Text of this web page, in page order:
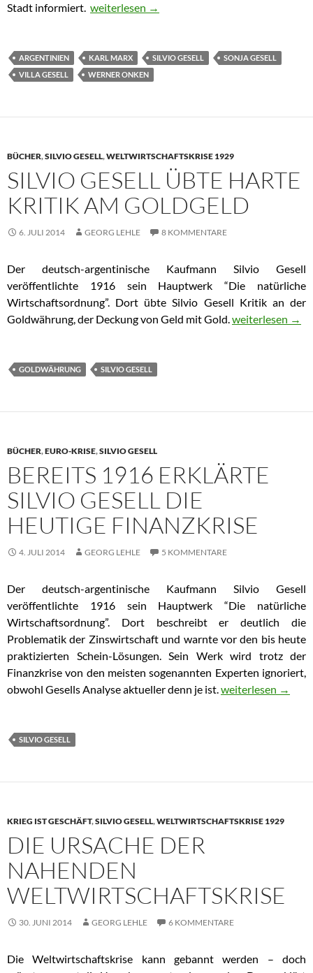
Stadt informiert. Auf den Spuren von Silvio Gesell in
weiterlesen →
ARGENTINIEN KARL MARX SILVIO GESELL
SONJA GESELL
VILLA GESELL
WERNER ONKEN
BÜCHER,SILVIO GESELL,WELTWIRTSCHAFTSKRISE 1929
SILVIO GESELL ÜBTE HARTE
KRITIK AM GOLDGELD
6. JULI 2014 GEORG LEHLE 8 KOMMENTARE
Der deutsch-argentinische Kaufmann Silvio Gesell
veröffentlichte 1916 sein Hauptwerk “Die natürliche
Wirtschaftsordnung”. Dort übte Silvio Gesell Kritik an der
Goldwährung, der Deckung von Geld mit Gold.Silvio Gesell
weiterlesen →
GOLDWÄHRUNG SILVIO GESELL
BÜCHER,EURO-KRISE,SILVIO GESELL
BEREITS 1916 ERKLÄRTE
SILVIO GESELL DIE
HEUTIGE FINANZKRISE
4. JULI 2014 GEORG LEHLE 5 KOMMENTARE
Der deutsch-argentinische Kaufmann Silvio Gesell
veröffentlichte 1916 sein Hauptwerk “Die natürliche
Wirtschaftsordnung”. Dort beschreibt er deutlich die
Problematik der Zinswirtschaft und warnte vor den bis heute
praktizierten Schein-Lösungen. Sein Werk wird trotz der
Finanzkrise von den meisten sogenannten Experten ignoriert,
obwohl Gesells Analyse aktueller denn je ist.Bereits 1916
weiterlesen →
SILVIO GESELL
KRIEG IST GESCHÄFT,SILVIO GESELL,WELTWIRTSCHAFTSKRISE 1929
DIE URSACHE DER
NAHENDEN
WELTWIRTSCHAFTSKRISE
30. JUNI 2014 GEORG LEHLE 6 KOMMENTARE
Die Weltwirtschaftskrise kann gebannt werden – doch